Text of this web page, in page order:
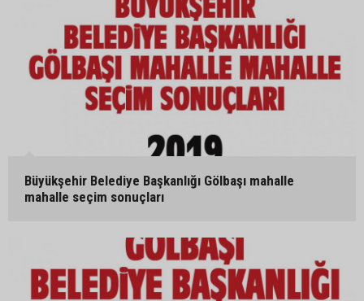
Büyükşehir Belediye Başkanlığı Gölbaşı mahalle
mahalle seçim sonuçları